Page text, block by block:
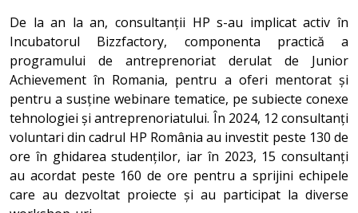
De la an la an, consultanții HP s-au implicat activ în
Incubatorul Bizzfactory, componenta practică a
programului de antreprenoriat derulat de Junior
Achievement în Romania, pentru a oferi mentorat și
pentru a susține webinare tematice, pe subiecte conexe
tehnologiei și antreprenoriatului. În 2024, 12 consultanți
voluntari din cadrul HP România au investit peste 130 de
ore în ghidarea studenților, iar în 2023, 15 consultanți
au acordat peste 160 de ore pentru a sprijini echipele
care au dezvoltat proiecte și au participat la diverse